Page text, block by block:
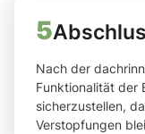
5
Nach der
Funktionalität der
sicherzustellen,
Verstopfungen